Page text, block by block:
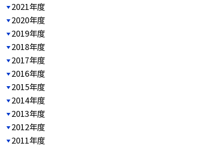
2021年度
2020年度
2019年度
2018年度
2017年度
2016年度
2015年度
2014年度
2013年度
2012年度
2011年度